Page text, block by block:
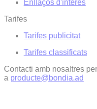
Enllaços d'interés
Tarifes
Tarifes publicitat
Tarifes classificats
Contacti amb nosaltres
a producte@bondia.ad